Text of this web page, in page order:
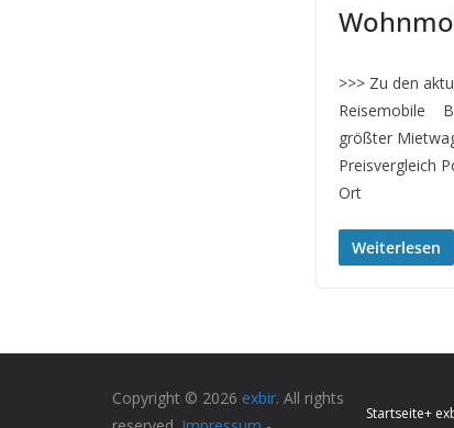
>>> Zu den
Reisemobile
größter
Preisvergleich
Ort
Weiterlesen
Startseite+
Copyright © 2026 exbir. All rights